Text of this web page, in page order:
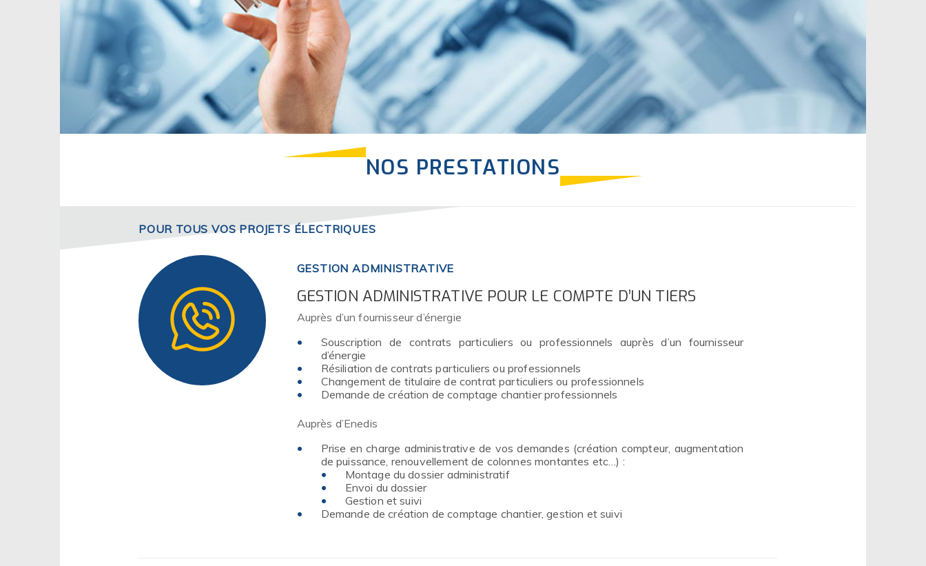
NOS PRESTATIONS
POUR TOUS VOS PROJETS ÉLECTRIQUES
GESTION ADMINISTRATIVE
GESTION ADMINISTRATIVE POUR LE COMPTE D’UN TIERS
Auprès d’un fournisseur d’énergie
Souscription de contrats particuliers ou professionnels auprès d’un fournisseur
d’énergie
Résiliation de contrats particuliers ou professionnels
Changement de titulaire de contrat particuliers ou professionnels
Demande de création de comptage chantier professionnels
Auprès d’Enedis
Prise en charge administrative de vos demandes (création compteur, augmentation
de puissance, renouvellement de colonnes montantes etc…) :
Montage du dossier administratif
Envoi du dossier
Gestion et suivi
Demande de création de comptage chantier, gestion et suivi